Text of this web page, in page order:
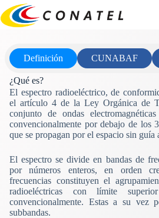
Saltar
al
contenido
Definición CUNABAF
¿Qué es?
El espectro radioeléctrico, de
el artículo 4 de la Ley Orgánica de
conjunto de ondas
convencionalmente por debajo de los
que se propagan por el espacio sin guía
El espectro se divide en bandas de
por números enteros, en orden
frecuencias constituyen el
radioeléctricas con límite
convencionalmente. Estas a su vez
subbandas.